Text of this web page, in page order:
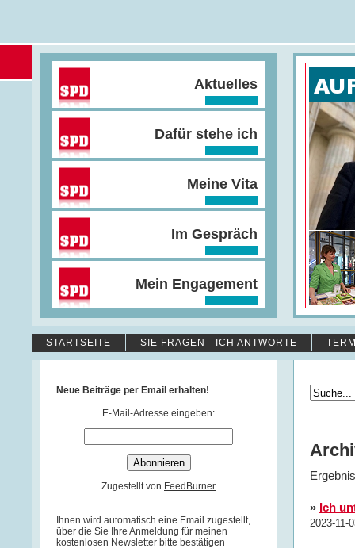
Aktuelles
Dafür stehe ich
Meine Vita
Im Gespräch
Mein Engagement
STARTSEITE SIE FRAGEN - ICH ANTWORTE
Neue Beiträge per Email erhalten!
E-Mail-Adresse eingeben:
Zugestellt von FeedBurner
Ihnen wird automatisch eine Email zugestellt,
über die Sie Ihre Anmeldung für meinen
kostenlosen Newsletter bitte bestätigen
» Ich
2023-11-